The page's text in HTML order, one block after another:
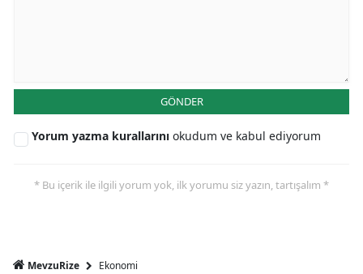
GÖNDER
Yorum yazma kurallarını okudum ve kabul ediyorum
* Bu içerik ile ilgili yorum yok, ilk yorumu siz yazın, tartışalım *
MevzuRize Ekonomi